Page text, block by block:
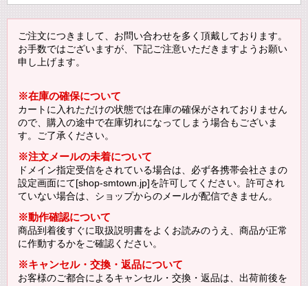
ご注文につきまして、お問い合わせを多く頂戴しております。
お手数ではございますが、下記ご注意いただきますようお願い
申し上げます。
※在庫の確保について
カートに入れただけの状態では在庫の確保がされておりません
ので、購入の途中で在庫切れになってしまう場合もございま
す。ご了承ください。
※注文メールの未着について
ドメイン指定受信をされている場合は、必ず各携帯会社さまの
設定画面にて[shop-smtown.jp]を許可してください。許可され
ていない場合は、ショップからのメールが配信できません。
※動作確認について
商品到着後すぐに取扱説明書をよくお読みのうえ、商品が正常
に作動するかをご確認ください。
※キャンセル・交換・返品について
お客様のご都合によるキャンセル・交換・返品は、出荷前後を